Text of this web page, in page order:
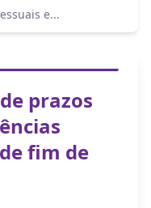
e...
prazos
fim de